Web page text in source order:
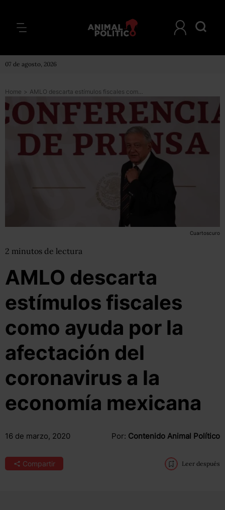
07 de agosto, 2026
Home > AMLO descarta estímulos fiscales como ayuda por la afectación del coronavirus a la economía mexicana
Cuartoscuro
2 minutos de lectura
AMLO descarta
estímulos fiscales
como ayuda por la
afectación del
coronavirus a la
economía mexicana
16 de marzo, 2020 Por: Contenido Animal Político
Compartir Leer después